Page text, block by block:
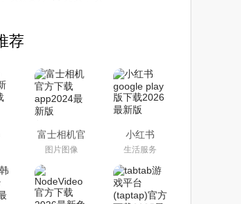
荐
富士相机官
方下载
app2024最
(camera
remote)
图片图像
小红书
google play
版下载2026
最新版
生活服务